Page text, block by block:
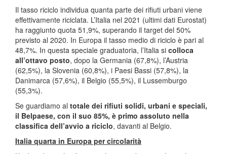
Il tasso riciclo individua quanta parte dei rifiuti urbani viene
effettivamente riciclata. L’Italia nel 2021 (ultimi dati Eurostat)
ha raggiunto quota 51,9%, superando il target del 50%
previsto al 2020. In Europa il tasso medio di riciclo è pari al
48,7%. In questa speciale graduatoria, l’Italia si colloca
all’ottavo posto, dopo la Germania (67,8%), l’Austria
(62,5%), la Slovenia (60,8%), i Paesi Bassi (57,8%), la
Danimarca (57,6%), il Belgio (55,5%), il Lussemburgo
(55,3%).
Se guardiamo al totale dei rifiuti solidi, urbani e speciali,
il Belpaese, con il suo 85%, è primo assoluto nella
classifica dell’avvio a riciclo, davanti al Belgio.
Italia quarta in Europa per circolarità